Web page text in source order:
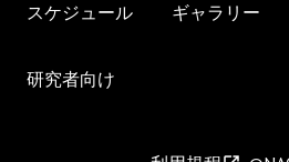
スケジュール ギャラリー
研究者向け